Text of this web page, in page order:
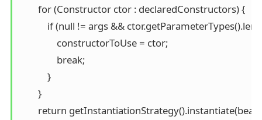
        for (Constructor ctor : declaredConstructors) {
if (null != args &&
                constructorToUse = ctor;
                break;
            }
        }
return